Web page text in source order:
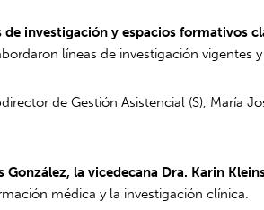
investigación y espacios formativos
líneas de investigación vigentes
de Gestión Asistencial (S), María
la vicedecana Dra. Karin
médica y la investigación clínica.